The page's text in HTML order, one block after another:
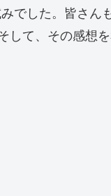
でした。皆さ
して、その感想